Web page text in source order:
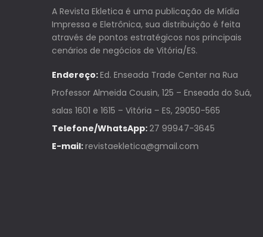
A Revista Ekletica é uma publicação de Mídia
Impressa e Eletrônica, sua distribuição é feita
através de pontos estratégicos nos principais
cenários de negócios de Vitória/ES.
Endereço:Ed. Enseada Trade Center na Rua
Professor Almeida Cousin, 125 – Enseada do Suá,
salas 1601 e 1615 – Vitória – ES, 29050-565
Telefone/WhatsApp:27 99947-3645
E-mail:revistaekletica@gmail.com